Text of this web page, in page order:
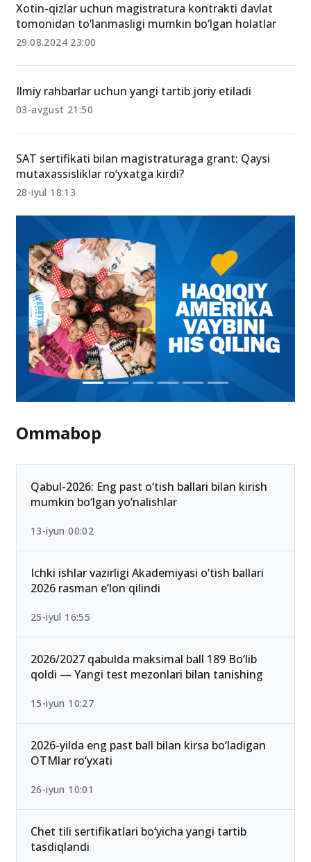
Xotin-qizlar uchun magistratura kontrakti davlat
tomonidan to‘lanmasligi mumkin bo‘lgan holatlar
29.08.2024 23:00
Ilmiy rahbarlar uchun yangi tartib joriy etiladi
03-avgust 21:50
SAT sertifikati bilan magistraturaga grant: Qaysi
mutaxassisliklar ro‘yxatga kirdi?
28-iyul 18:13
Ommabop
Qabul-2026: Eng past o‘tish ballari bilan kirish
mumkin bo‘lgan yo‘nalishlar
13-iyun 00:02
Ichki ishlar vazirligi Akademiyasi o‘tish ballari
2026 rasman e’lon qilindi
25-iyul 16:55
2026/2027 qabulda maksimal ball 189 Bo‘lib
qoldi — Yangi test mezonlari bilan tanishing
15-iyun 10:27
2026-yilda eng past ball bilan kirsa bo‘ladigan
OTMlar ro‘yxati
26-iyun 10:01
Chet tili sertifikatlari bo‘yicha yangi tartib
tasdiqlandi